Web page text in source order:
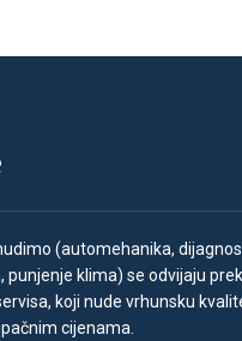
(automehanika,
punjenje klima) se odvijaju
koji nude vrhunsku
cijenama.